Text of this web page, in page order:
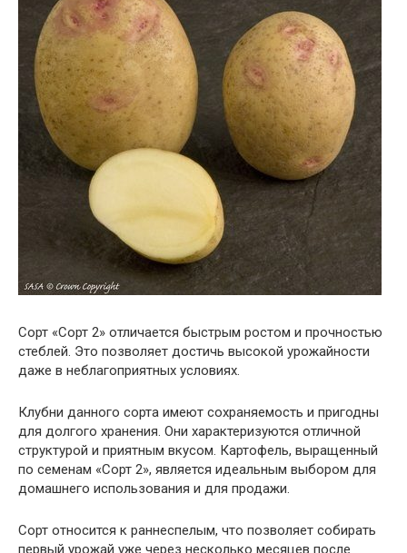
Сорт «Сорт 2» отличается быстрым ростом и прочностью
стеблей. Это позволяет достичь высокой урожайности
даже в неблагоприятных условиях.
Клубни данного сорта имеют сохраняемость и пригодны
для долгого хранения. Они характеризуются отличной
структурой и приятным вкусом. Картофель, выращенный
по семенам «Сорт 2», является идеальным выбором для
домашнего использования и для продажи.
Сорт относится к раннеспелым, что позволяет собирать
первый урожай уже через несколько месяцев после